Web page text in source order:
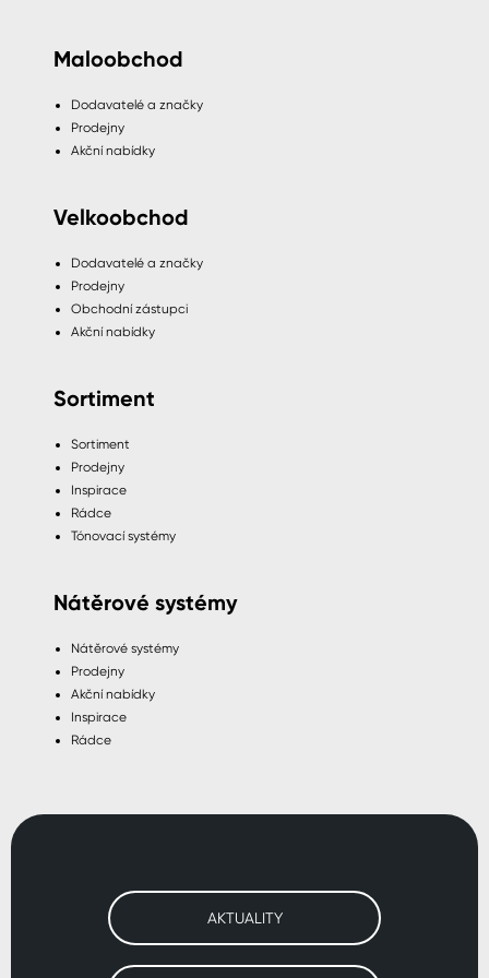
Maloobchod
Dodavatelé a značky
Prodejny
Akční nabídky
Velkoobchod
Dodavatelé a značky
Prodejny
Obchodní zástupci
Akční nabídky
Sortiment
Sortiment
Prodejny
Inspirace
Rádce
Tónovací systémy
Nátěrové systémy
Nátěrové systémy
Prodejny
Akční nabídky
Inspirace
Rádce
AKTUALITY